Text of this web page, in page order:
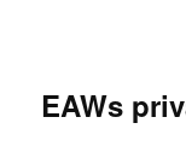
EAWs